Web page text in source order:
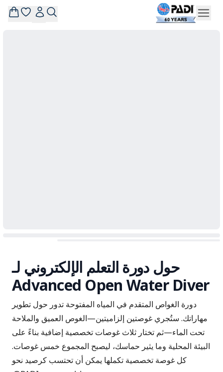
حول دورة التعلم الإلكتروني لـ
Advanced Open Water Diver
دورة الغواص المتقدم في المياه المفتوحة تدور حول تطوير
مهاراتك. ستُجري غوصتين إلزاميتين—الغوص العميق والملاحة
تحت الماء—ثم تختار ثلاث غوصات تخصصية إضافية بناءً على
البيئة المحلية وما يثير حماسك، ليصبح المجموع خمس غوصات.
كل غوصة تخصصية تكملها يمكن أن تحتسب كرصيد نحو